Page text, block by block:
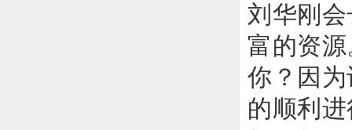
刘华刚
富的资
你？ 因
的顺利